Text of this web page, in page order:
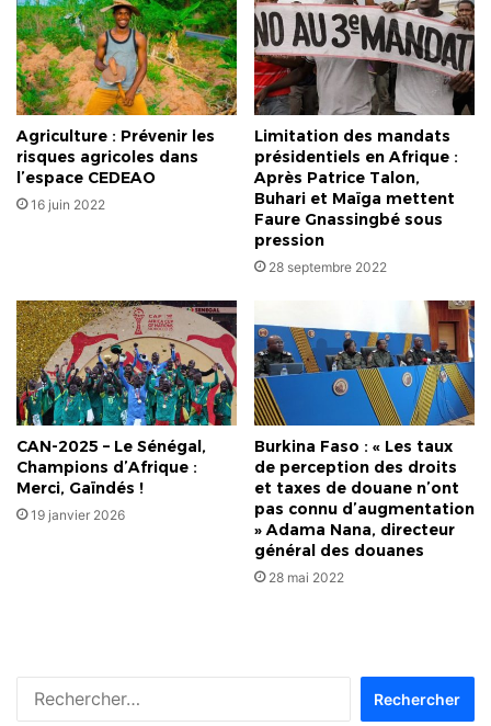
Agriculture : Prévenir les
risques agricoles dans
l’espace CEDEAO
16 juin 2022
Limitation des mandats
présidentiels en Afrique :
Après Patrice Talon,
Buhari et Maïga mettent
Faure Gnassingbé sous
pression
28 septembre 2022
CAN-2025 – Le Sénégal,
Champions d’Afrique :
Merci, Gaïndés !
19 janvier 2026
Burkina Faso : « Les taux
de perception des droits
et taxes de douane n’ont
pas connu d’augmentation
» Adama Nana, directeur
général des douanes
28 mai 2022